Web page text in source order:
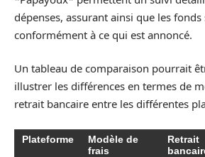
dépenses, assurant ainsi que les
conformément à ce qui est annoncé.
Un tableau de comparaison pourrait
illustrer les différences en termes de
retrait bancaire entre les différentes
Plateforme
Modèle de
frais
Retrait